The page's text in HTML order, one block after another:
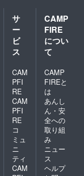
サ
ー
ビ
ス
CAM
PFI
RE
CAM
PFI
RE
コ
ミュ
ニ
ティ
CAM
CAMP
FIRE
につい
て
CAMP
FIREと
は
あんし
ん・安
全への
取り組
み
ニュー
ス
ヘルプ